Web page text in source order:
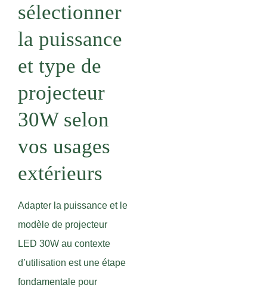
sélectionner
la puissance
et type de
projecteur
30W selon
vos usages
extérieurs
Adapter la puissance et le
modèle de projecteur
LED 30W au contexte
d’utilisation est une étape
fondamentale pour